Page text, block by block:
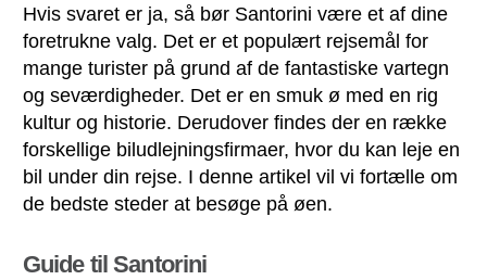
Hvis svaret er ja, så bør Santorini være et af dine
foretrukne valg. Det er et populært rejsemål for
mange turister på grund af de fantastiske vartegn
og seværdigheder. Det er en smuk ø med en rig
kultur og historie. Derudover findes der en række
forskellige biludlejningsfirmaer, hvor du kan leje en
bil under din rejse. I denne artikel vil vi fortælle om
de bedste steder at besøge på øen.
Guide til Santorini